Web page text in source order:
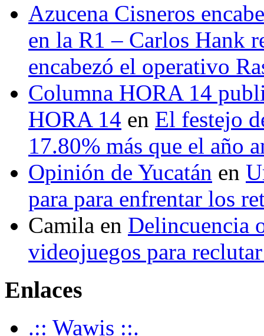
Azucena Cisneros
en la R1 – Carlos Hank
encabezó el operativo
Columna HORA 14
HORA 14 en El festejo
17.80% más que el año
Opinión de Yucatán en
para para enfrentar los
Camila en Delincuencia
videojuegos para
Enlaces
.:: Wawis ::.